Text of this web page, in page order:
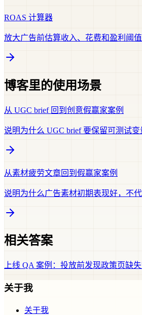
ROAS 计算器
放大广告前估算收入、花费和盈利阈值
博客里的使用场景
从 UGC brief 回到创意假赢家案例
说明为什么 UGC brief 要保留可测试
从素材疲劳文章回到假赢家案例
说明为什么广告素材初期表现好，不
相关答案
上线 QA 案例：投放前发现政策页缺失
关于我
关于我